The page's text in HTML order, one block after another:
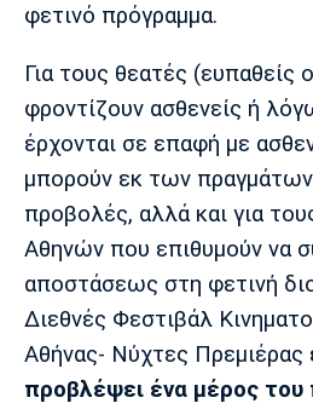
Πόρτο
φετινό πρόγραμμα.
Για τους θεατές (ευπαθείς
φροντίζουν ασθενείς ή
έρχονται σε επαφή με
μπορούν εκ των
προβολές, αλλά και για
Αθηνών που επιθυμούν να
αποστάσεως στη φετινή
Διεθνές Φεστιβάλ
Αθήνας- Νύχτες Πρεμιέρας
προβλέψει ένα μέρος